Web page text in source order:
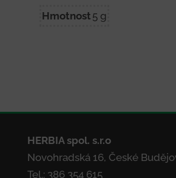
množství
Hmotnost 5 g
HERBIA spol. s.r.o
Novohradská 16, České
Tel.: 386 354 615